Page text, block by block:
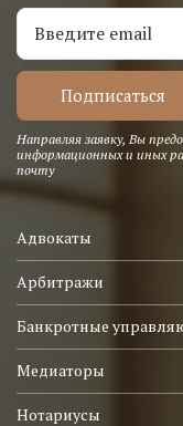
Направляя заявку, Вы
информационных и иных
почту
Адвокаты
Арбитражи
Банкротные
Медиаторы
Нотариусы